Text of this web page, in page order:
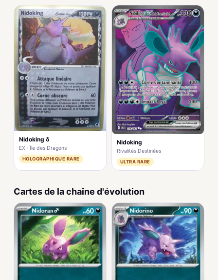
Nidoking δ
EX : Île des Dragons
HOLOGRAPHIQUE RARE
Nidoking
Rivalités Destinées
ULTRA RARE
Cartes de la chaîne d'évolution